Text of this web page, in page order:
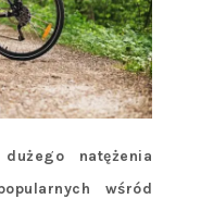
natężenia
wśród